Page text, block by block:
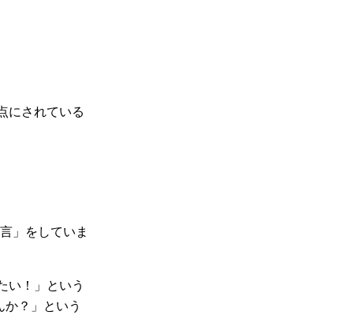
にされている
」をしていま
い！」という
？」という